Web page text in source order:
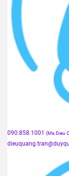
090.858.1001 (Ms.Dieu